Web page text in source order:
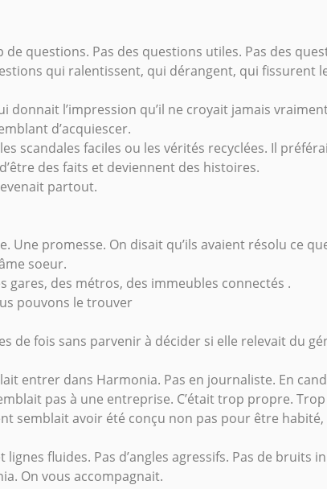
questions. Pas des questions utiles. Pas des
qui ralentissent, qui dérangent, qui fissurent
donnait l’impression qu’il ne croyait jamais
d’acquiescer.
scandales faciles ou les vérités recyclées. Il
des faits et deviennent des histoires.
partout.
promesse. On disait qu’ils avaient résolu ce
soeur.
gares, des métros, des immeubles connectés .
pouvons le trouver
de fois sans parvenir à décider si elle relevait du
entrer dans Harmonia. Pas en journaliste. En
pas à une entreprise. C’était trop propre. Trop
semblait avoir été conçu non pas pour être habité,
fluides. Pas d’angles agressifs. Pas de bruits
On vous accompagnait.